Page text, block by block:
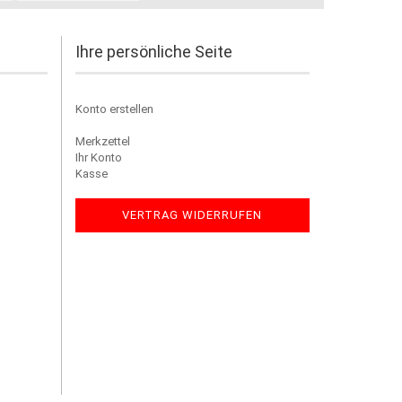
Ihre persönliche Seite
Konto erstellen
Merkzettel
Ihr Konto
Kasse
VERTRAG WIDERRUFEN